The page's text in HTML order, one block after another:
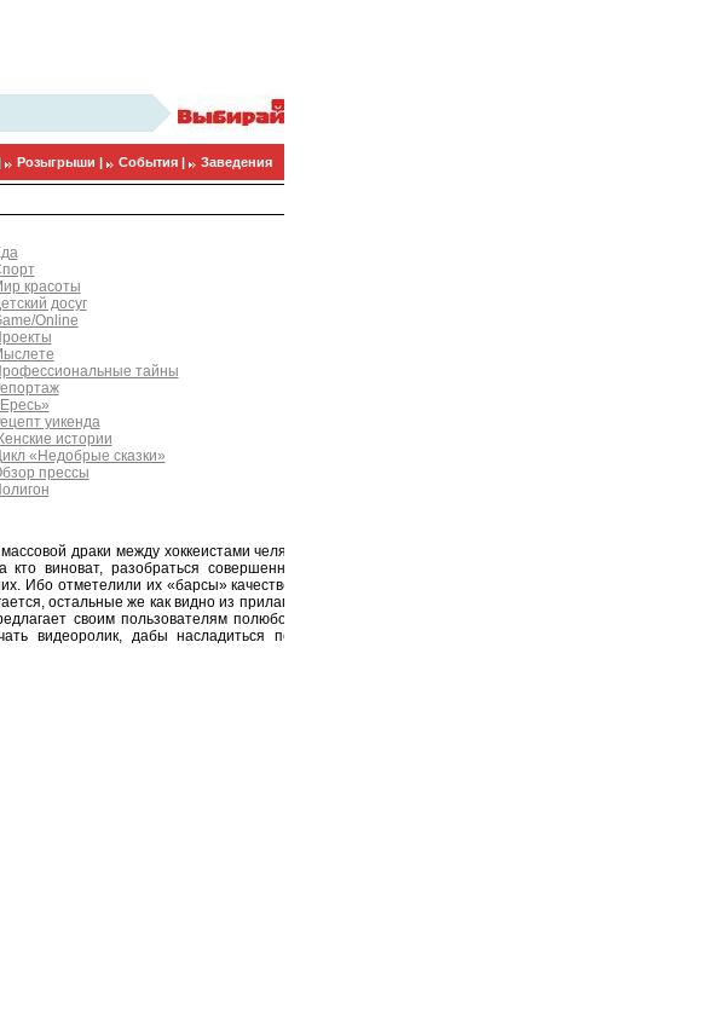
Розыгрыши | События | Заведения
красоты
досуг
Online
тайны
уикенда
истории
«Недобрые сказки»
прессы
драки между хоккеистами челябинского «Трактора»
виноват, разобраться совершенно невозможно. Зато
Ибо отметелили их «барсы» качественно. А у «Трактора»
остальные же как видно из прилагаемого видеоролика,
своим пользователям полюбоваться на несколько
видеоролик, дабы насладиться полной версией этой